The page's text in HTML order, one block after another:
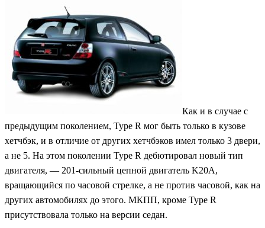
Как и в случае с
предыдущим поколением, Type R мог быть только в кузове
хетчбэк, и в отличие от других хетчбэков имел только 3 двери,
а не 5. На этом поколении Type R дебютировал новый тип
двигателя, — 201-сильный цепной двигатель K20A,
вращающийся по часовой стрелке, а не против часовой, как на
других автомобилях до этого. МКПП, кроме Type R
присутствовала только на версии седан.